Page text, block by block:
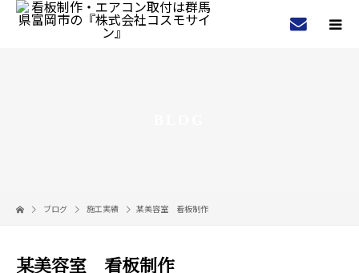
ブログ 施工実績 某美容室 看板制作
某美容室 看板制作